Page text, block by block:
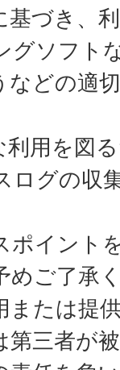
基づき、
グソフト
などの適
用を図
ログの収
ポイント
めご了承
または提
第三者が